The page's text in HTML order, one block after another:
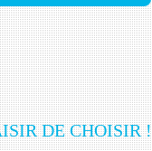
DE CHOISIR !